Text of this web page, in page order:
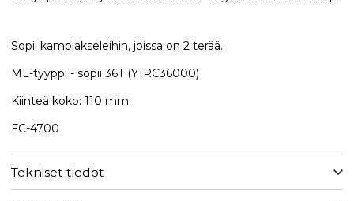
Sopii kampiakseleihin, joissa on 2 terää.
ML-tyyppi - sopii 36T (Y1RC36000​)
Kiinteä koko: 110 mm.
FC-4700
Tekniset tiedot